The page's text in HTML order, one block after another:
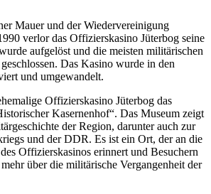
Mauer und der Wiedervereinigung
verlor das Offizierskasino Jüterbog seine
aufgelöst und die meisten militärischen
Das Kasino wurde in den
und umgewandelt.
Offizierskasino Jüterbog das
Kasernenhof“. Das Museum zeigt
der Region, darunter auch zur
und der DDR. Es ist ein Ort, der an die
Offizierskasinos erinnert und Besuchern
über die militärische Vergangenheit der